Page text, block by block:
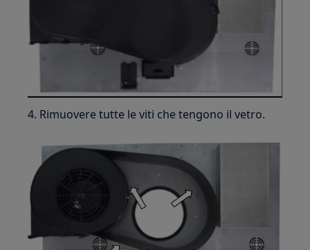
4. Rimuovere tutte le viti che tengono il vetro.